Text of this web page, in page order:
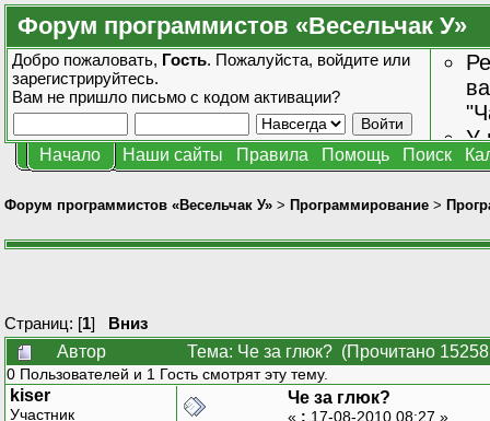
Форум программистов «Весельчак У»
Добро пожаловать, Гость. Пожалуйста, войдите или
зарегистрируйтесь.
Вам не пришло письмо с кодом активации?
У
Начало Наши сайты Правила Помощь Поиск
Форум программистов «Весельчак У» > Программирование >
Страниц: [1] Вниз
Автор
Тема: Че за глюк? (Прочитано 15258
0 Пользователей и 1 Гость смотрят эту тему.
kiser
Участник
Че за глюк?
« : 17-08-2010 08:27 »